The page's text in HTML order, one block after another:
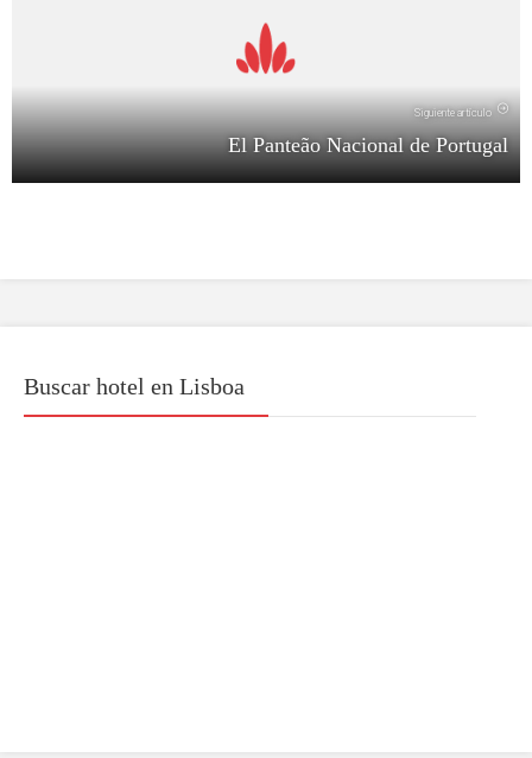
Siguiente artículo
El Panteão Nacional de Portugal
Buscar hotel en Lisboa